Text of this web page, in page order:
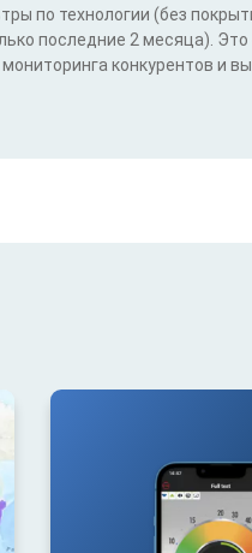
по технологии (без
последние 2 месяца).
конкурентов и